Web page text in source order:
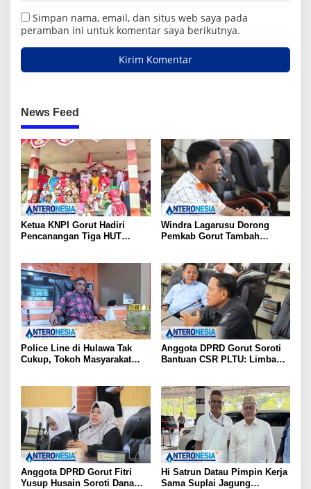
Simpan nama, email, dan situs web saya pada
peramban ini untuk komentar saya berikutnya.
News Feed
Ketua KNPI Gorut Hadiri
Pencanangan Tiga HUT
Kecamatan ke-17
Windra Lagarusu Dorong
Pemkab Gorut Tambah
Fiskal Daerah
Police Line di Hulawa Tak
Cukup, Tokoh Masyarakat
Anggota DPRD Gorut Soroti
Bantuan CSR PLTU: Limbah
Anggota DPRD Gorut Fitri
Yusup Husain Soroti Dana
Hi Satrun Datau Pimpin Kerja
Sama Suplai Jagung